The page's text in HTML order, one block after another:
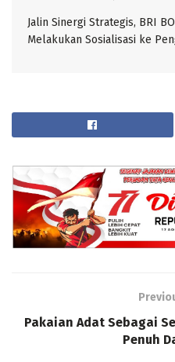
Jalin Sinergi Strategis, BRI
Melakukan Sosialisasi ke
Pakaian Adat Sebagai
Penuh